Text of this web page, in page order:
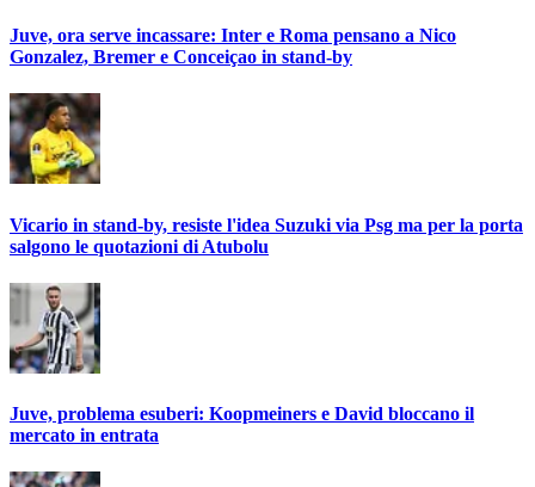
Juve, ora serve incassare: Inter e Roma pensano a Nico
Gonzalez, Bremer e Conceiçao in stand-by
Vicario in stand-by, resiste l'idea Suzuki via Psg ma per la porta
salgono le quotazioni di Atubolu
Juve, problema esuberi: Koopmeiners e David bloccano il
mercato in entrata